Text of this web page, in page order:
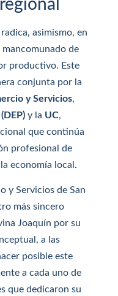
asimismo, en
de
productivo. Este
conjunta por la
y Servicios,
y la UC,
que continúa
profesional de
economía local.
y Servicios de San
más sincero
Joaquín por su
a las
posible este
a cada uno de
que dedicaron su